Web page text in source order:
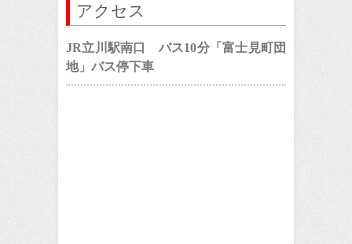
アクセス
JR立川駅南口 バス10分「富士見町団
地」バス停下車